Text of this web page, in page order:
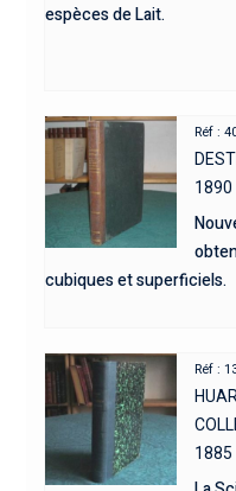
espèces de Lait.
Réf :
1890
cubiques et superficiels.
Réf :
1885